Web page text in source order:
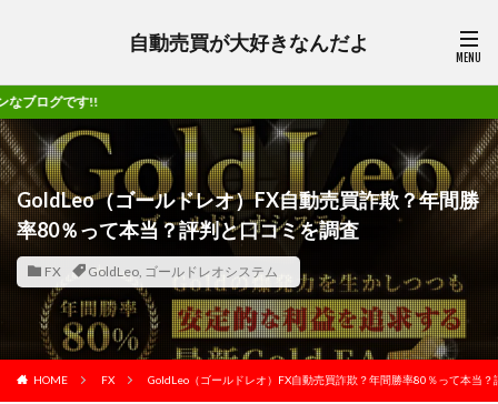
自動売買が大好きなんだよ
GoldLeo（ゴールドレオ）FX自動売買詐欺？年間勝
率80％って本当？評判と口コミを調査
FX GoldLeo, ゴールドレオシステム
HOME FX GoldLeo（ゴールドレオ）FX自動売買詐欺？年間勝率80％って本当？